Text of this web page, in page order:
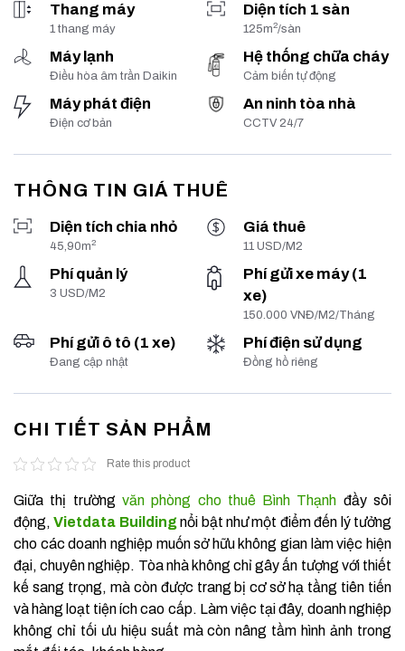
Thang máy
1 thang máy
Diện tích 1 sàn
125m2/sàn
Máy lạnh
Điều hòa âm trần Daikin
Hệ thống chữa cháy
Cảm biến tự động
Máy phát điện
Điện cơ bản
An ninh tòa nhà
CCTV 24/7
THÔNG TIN GIÁ THUÊ
Diện tích chia nhỏ
45,90m2
Giá thuê
11 USD/M2
Phí quản lý
3 USD/M2
Phí gửi xe máy (1
xe)
150.000 VNĐ/M2/Tháng
Phí gửi ô tô (1 xe)
Đang cập nhật
Phí điện sử dụng
Đồng hồ riêng
CHI TIẾT SẢN PHẨM
Rate this product
Giữa thị trường văn phòng cho thuê Bình Thạnh đầy sôi
động,Vietdata Buildingnổi bật như một điểm đến lý tưởng
cho các doanh nghiệp muốn sở hữu không gian làm việc hiện
đại, chuyên nghiệp. Tòa nhà không chỉ gây ấn tượng với thiết
kế sang trọng, mà còn được trang bị cơ sở hạ tầng tiên tiến
và hàng loạt tiện ích cao cấp. Làm việc tại đây, doanh nghiệp
không chỉ tối ưu hiệu suất mà còn nâng tầm hình ảnh trong